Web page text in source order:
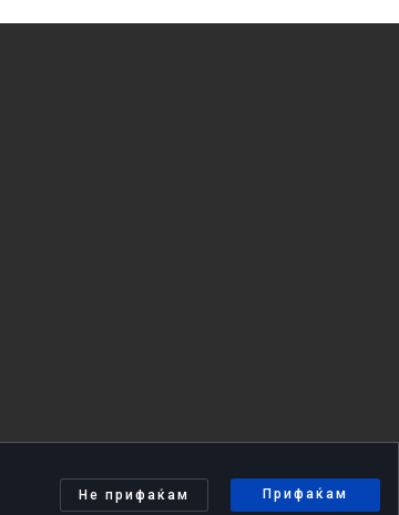
Не прифаќам Прифаќам